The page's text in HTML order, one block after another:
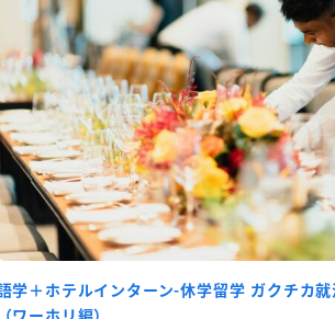
学＋ホテルインターン-休学留学 ガクチカ
（ワーホリ編）